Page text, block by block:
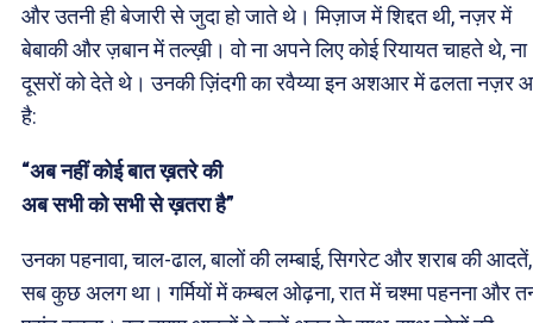
और उतनी ही बेजारी से जुदा हो जाते थे। मिज़ाज में शिद्दत थी, नज़र में
बेबाकी और ज़बान में तल्ख़ी। वो ना अपने लिए कोई रियायत चाहते थे, ना
दूसरों को देते थे। उनकी ज़िंदगी का रवैय्या इन अशआर में ढलता नज़र
है:
“अब नहीं कोई बात ख़तरे की
अब सभी को सभी से ख़तरा है”
उनका पहनावा, चाल-ढाल, बालों की लम्बाई, सिगरेट और शराब की आदतें,
सब कुछ अलग था। गर्मियों में कम्बल ओढ़ना, रात में चश्मा पहनना और